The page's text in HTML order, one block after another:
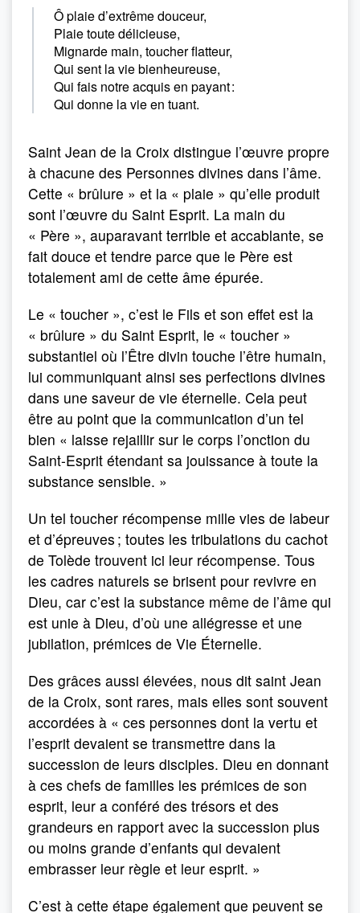
Ô plaie d’extrême douceur,
Plaie toute délicieuse,
Mignarde main, toucher flatteur,
Qui sent la vie bienheureuse,
Qui fais notre acquis en payant :
Qui donne la vie en tuant.
Saint Jean de la Croix distingue l’œuvre propre
à chacune des Personnes divines dans l’âme.
Cette « brûlure » et la « plaie » qu’elle produit
sont l’œuvre du Saint Esprit. La main du
« Père », auparavant terrible et accablante, se
fait douce et tendre parce que le Père est
totalement ami de cette âme épurée.
Le « toucher », c’est le Fils et son effet est la
« brûlure » du Saint Esprit, le « toucher »
substantiel où l’Être divin touche l’être humain,
lui communiquant ainsi ses perfections divines
dans une saveur de vie éternelle. Cela peut
être au point que la communication d’un tel
bien « laisse rejaillir sur le corps l’onction du
Saint-Esprit étendant sa jouissance à toute la
substance sensible. »
Un tel toucher récompense mille vies de labeur
et d’épreuves ; toutes les tribulations du cachot
de Tolède trouvent ici leur récompense. Tous
les cadres naturels se brisent pour revivre en
Dieu, car c’est la substance même de l’âme qui
est unie à Dieu, d’où une allégresse et une
jubilation, prémices de Vie Éternelle.
Des grâces aussi élevées, nous dit saint Jean
de la Croix, sont rares, mais elles sont souvent
accordées à « ces personnes dont la vertu et
l’esprit devaient se transmettre dans la
succession de leurs disciples. Dieu en donnant
à ces chefs de familles les prémices de son
esprit, leur a conféré des trésors et des
grandeurs en rapport avec la succession plus
ou moins grande d’enfants qui devaient
embrasser leur règle et leur esprit. »
C’est à cette étape également que peuvent se